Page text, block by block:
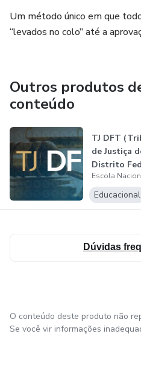
Um método único em que
“levados no colo” até a
Outros produtos
conteúdo
TJ DFT
de Justiça
Distrito
Território...
Educacional
Dúvidas
O conteúdo deste produto não
Se você vir informações